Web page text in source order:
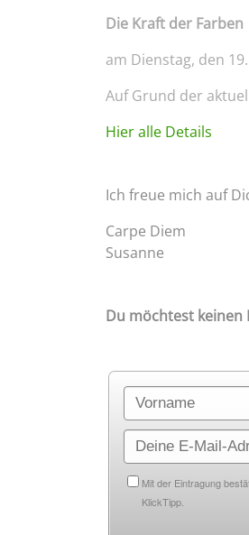
Die Kraft der Farben
am Dienstag, den
Auf Grund der
Hier alle Details
Ich freue mich auf
Carpe Diem
Susanne
Du möchtest keinen